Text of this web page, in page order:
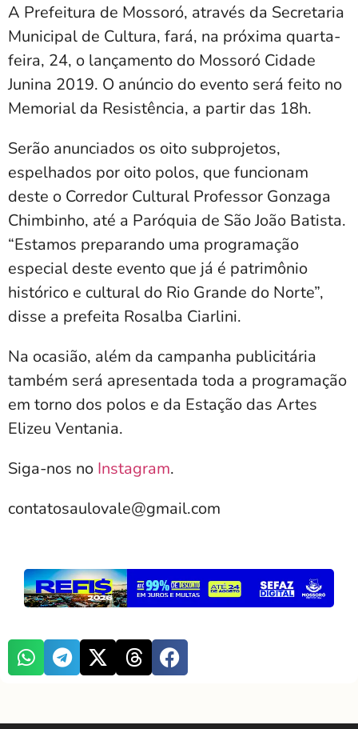
A Prefeitura de Mossoró, através da Secretaria
Municipal de Cultura, fará, na próxima quarta-
feira, 24, o lançamento do Mossoró Cidade
Junina 2019. O anúncio do evento será feito no
Memorial da Resistência, a partir das 18h.
Serão anunciados os oito subprojetos,
espelhados por oito polos, que funcionam
deste o Corredor Cultural Professor Gonzaga
Chimbinho, até a Paróquia de São João Batista.
“Estamos preparando uma programação
especial deste evento que já é patrimônio
histórico e cultural do Rio Grande do Norte”,
disse a prefeita Rosalba Ciarlini.
Na ocasião, além da campanha publicitária
também será apresentada toda a programação
em torno dos polos e da Estação das Artes
Elizeu Ventania.
Siga-nos no Instagram.
contatosaulovale@gmail.com